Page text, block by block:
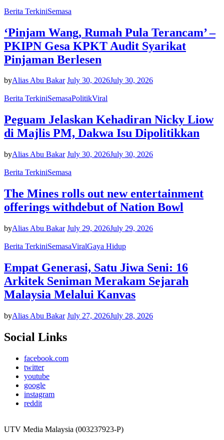
Berita TerkiniSemasa
‘Pinjam Wang, Rumah Pula Terancam’ –
PKIPN Gesa KPKT Audit Syarikat
Pinjaman Berlesen
byAlias Abu Bakar July 30, 2026July 30, 2026
Berita TerkiniSemasaPolitikViral
Peguam Jelaskan Kehadiran Nicky Liow
di Majlis PM, Dakwa Isu Dipolitikkan
byAlias Abu Bakar July 30, 2026July 30, 2026
Berita TerkiniSemasa
The Mines rolls out new entertainment
offerings withdebut of Nation Bowl
byAlias Abu Bakar July 29, 2026July 29, 2026
Berita TerkiniSemasaViralGaya Hidup
Empat Generasi, Satu Jiwa Seni: 16
Arkitek Seniman Merakam Sejarah
Malaysia Melalui Kanvas
byAlias Abu Bakar July 27, 2026July 28, 2026
Social Links
facebook.com
twitter
youtube
google
instagram
reddit
UTV Media Malaysia (003237923-P)